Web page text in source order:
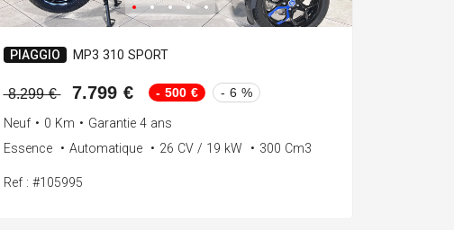
PIAGGIO MP3 310 SPORT
8.299 € 7.799 € - 500 € - 6 %
Neuf • 0 Km • Garantie 4 ans
Essence
• Automatique • 26 CV / 19 kW • 300 Cm3
Ref : #105995